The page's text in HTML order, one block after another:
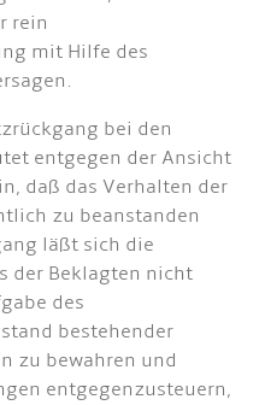
rein
mit Hilfe des
bei den
entgegen der Ansicht
daß das Verhalten der
zu beanstanden
läßt sich die
der Beklagten nicht
des
bestehender
zu bewahren und
entgegenzusteuern,